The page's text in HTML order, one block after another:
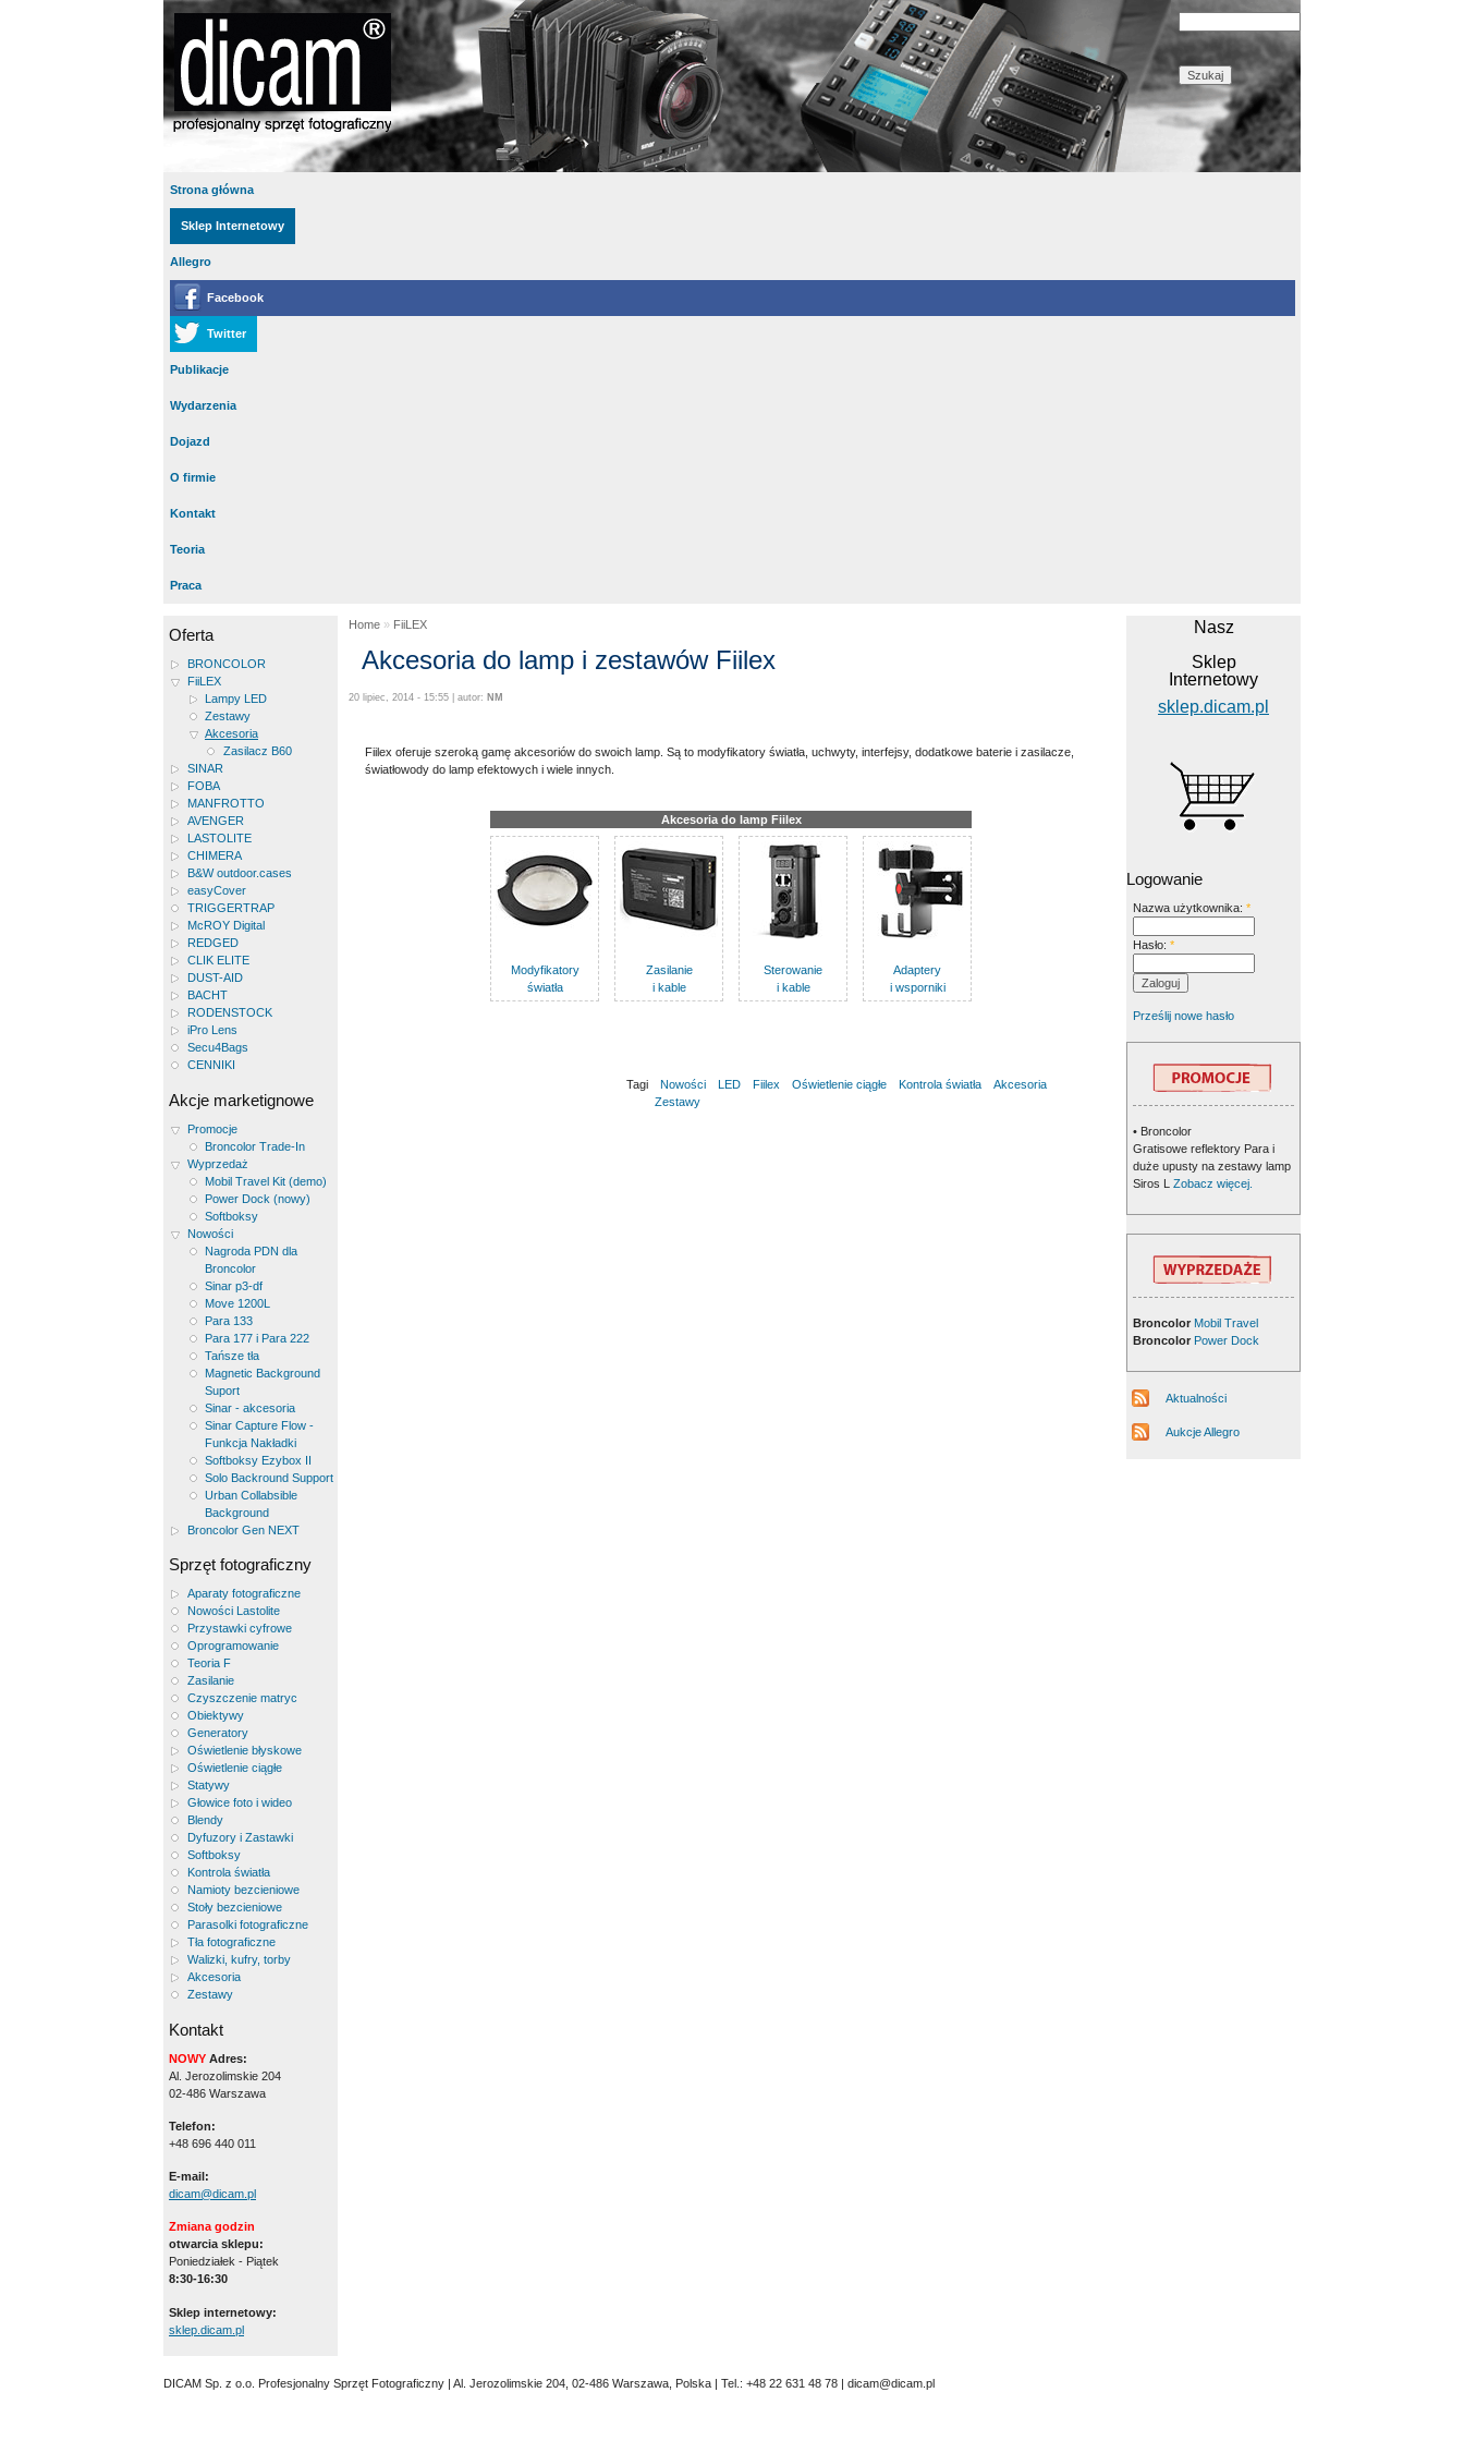
Strona główna
Sklep Internetowy
Allegro
Facebook
Twitter
Publikacje
Wydarzenia
Dojazd
O firmie
Kontakt
Teoria
Praca
Oferta
BRONCOLOR
FiiLEX
Lampy LED
Zestawy
Akcesoria
Zasilacz B60
SINAR
FOBA
MANFROTTO
AVENGER
LASTOLITE
CHIMERA
B&W outdoor.cases
easyCover
TRIGGERTRAP
McROY Digital
REDGED
CLIK ELITE
DUST-AID
BACHT
RODENSTOCK
iPro Lens
Secu4Bags
CENNIKI
Akcje marketignowe
Promocje
Broncolor Trade-In
Wyprzedaż
Mobil Travel Kit (demo)
Power Dock (nowy)
Softboksy
Nowości
Nagroda PDN dla
Broncolor
Sinar p3-df
Move 1200L
Para 133
Para 177 i Para 222
Tańsze tła
Magnetic Background
Suport
Sinar - akcesoria
Sinar Capture Flow -
Funkcja Nakładki
Softboksy Ezybox II
Solo Backround Support
Urban Collabsible
Background
Broncolor Gen NEXT
Sprzęt fotograficzny
Aparaty fotograficzne
Nowości Lastolite
Przystawki cyfrowe
Oprogramowanie
Teoria F
Zasilanie
Czyszczenie matryc
Obiektywy
Generatory
Oświetlenie błyskowe
Oświetlenie ciągłe
Statywy
Głowice foto i wideo
Blendy
Dyfuzory i Zastawki
Softboksy
Kontrola światła
Namioty bezcieniowe
Stoły bezcieniowe
Parasolki fotograficzne
Tła fotograficzne
Walizki, kufry, torby
Akcesoria
Zestawy
Kontakt
NOWY Adres:
Al. Jerozolimskie 204
02-486 Warszawa
Telefon:
+48 696 440 011
E-mail:
dicam@dicam.pl
Zmiana godzin
otwarcia sklepu:
Poniedziałek - Piątek
8:30-16:30
Sklep internetowy:
sklep.dicam.pl
Home » FiiLEX
Akcesoria do lamp i zestawów Fiilex
20 lipiec, 2014 - 15:55 | autor: NM
Fiilex oferuje szeroką gamę akcesoriów do swoich lamp. Są to modyfikatory światła, uchwyty, interfejsy, dodatkowe baterie i zasilacze,
światłowody do lamp efektowych i wiele innych.
Akcesoria do lamp Fiilex
Modyfikatory
światła
Zasilanie
i kable
Sterowanie
i kable
Adaptery
i wsporniki
Tagi Nowości LED Fiilex Oświetlenie ciągłe Kontrola światła
Akcesoria
Zestawy
Nasz
Sklep
Internetowy
sklep.dicam.pl
Logowanie
Nazwa użytkownika: *
Hasło: *
Prześlij nowe hasło
• Broncolor
Gratisowe reflektory Para i
duże upusty na zestawy lamp
Siros L Zobacz więcej.
Broncolor Mobil Travel
Broncolor Power Dock
Aktualności
Aukcje Allegro
DICAM Sp. z o.o. Profesjonalny Sprzęt Fotograficzny | Al. Jerozolimskie 204, 02-486 Warszawa, Polska | Tel.: +48 22 631 48 78 | dicam@dicam.pl